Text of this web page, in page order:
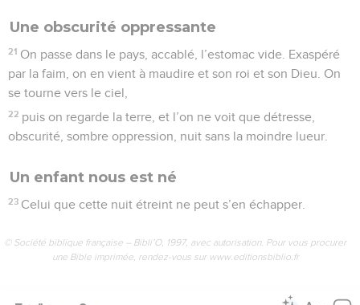
Une obscurité oppressante
21 On passe dans le pays, accablé, l’estomac vide. Exaspéré
par la faim, on en vient à maudire et son roi et son Dieu. On
se tourne vers le ciel,
22 puis on regarde la terre, et l’on ne voit que détresse,
obscurité, sombre oppression, nuit sans la moindre lueur.
Un enfant nous est né
23 Celui que cette nuit étreint ne peut s’en échapper.
© Société biblique française – Bibli’O, 1997, avec autorisation. Pour vous procurer
une Bible imprimée, rendez-vous sur www.editionsbiblio.fr